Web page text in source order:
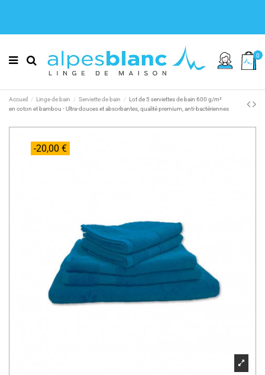
0
Accueil Linge de bain Serviette de bain
Lot de 5 serviettes de bain 600 g/m²
en coton et bambou - Ultra-douces et absorbantes, qualité premium, anti-bactériennes
-20,00 €